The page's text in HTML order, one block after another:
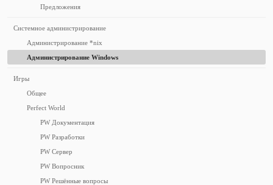
Предложения
Системное администрирование
Администрирование *nix
Администрирование Windows
Игры
Общее
Perfect World
PW Документация
PW Разработки
PW Сервер
PW Вопросник
PW Решённые вопросы